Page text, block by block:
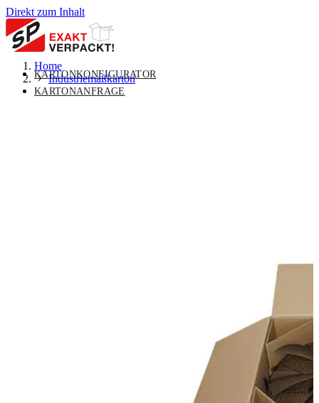
Direkt zum Inhalt
KARTONKONFIGURATOR
KARTONANFRAGE
Home
Industriemaßkarton